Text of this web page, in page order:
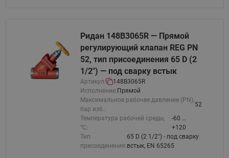
Ридан 148B3065R — Прямой
регулирующий клапан REG PN
52, тип присоединения 65 D (2
1/2") — под сварку встык
Артикул:
148B3065R
Исполнение: Прямой
Максимальное рабочее давление (PN),
бар изб.:
52
Температура рабочей среды,
°С:
-60 …
+120
Тип
присоединения:
65 D (2 1/2") - под сварку
встык, EN 65265